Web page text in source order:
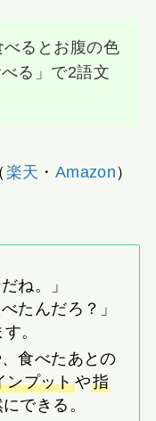
べるとお腹の色
る」で2語文
楽天 ・ Amazon ）
ね。」
たんだろ？」
。
食べたあとの
ンプットや指
できる。